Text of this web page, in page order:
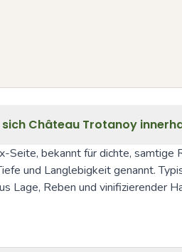
Château Trotanoy
bekannt für dichte,
und Langlebigkeit genannt.
Lage, Reben und vinifizierender